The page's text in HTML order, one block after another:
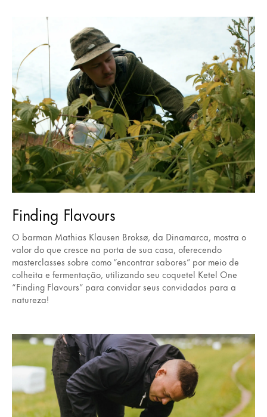
Finding Flavours
O barman Mathias Klausen Broksø, da Dinamarca, mostra o
valor do que cresce na porta de sua casa, oferecendo
masterclasses sobre como “encontrar sabores” por meio de
colheita e fermentação, utilizando seu coquetel Ketel One
“Finding Flavours” para convidar seus convidados para a
natureza!